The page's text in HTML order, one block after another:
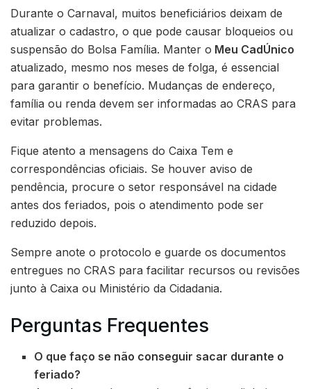
Durante o Carnaval, muitos beneficiários deixam de
atualizar o cadastro, o que pode causar bloqueios ou
suspensão do Bolsa Família. Manter o Meu CadÚnico
atualizado, mesmo nos meses de folga, é essencial
para garantir o benefício. Mudanças de endereço,
família ou renda devem ser informadas ao CRAS para
evitar problemas.
Fique atento a mensagens do Caixa Tem e
correspondências oficiais. Se houver aviso de
pendência, procure o setor responsável na cidade
antes dos feriados, pois o atendimento pode ser
reduzido depois.
Sempre anote o protocolo e guarde os documentos
entregues no CRAS para facilitar recursos ou revisões
junto à Caixa ou Ministério da Cidadania.
Perguntas Frequentes
O que faço se não conseguir sacar durante o
feriado?